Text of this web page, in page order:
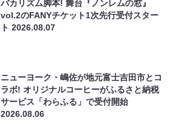
バカリズム脚本! 舞台『ノンレムの窓』
vol.2のFANYチケット1次先行受付スター
ト2026.08.07
ニューヨーク・嶋佐が地元富士吉田市とコ
ラボ! オリジナルコーヒーがふるさと納税
サービス「わらふる」で受付開始
2026.08.06